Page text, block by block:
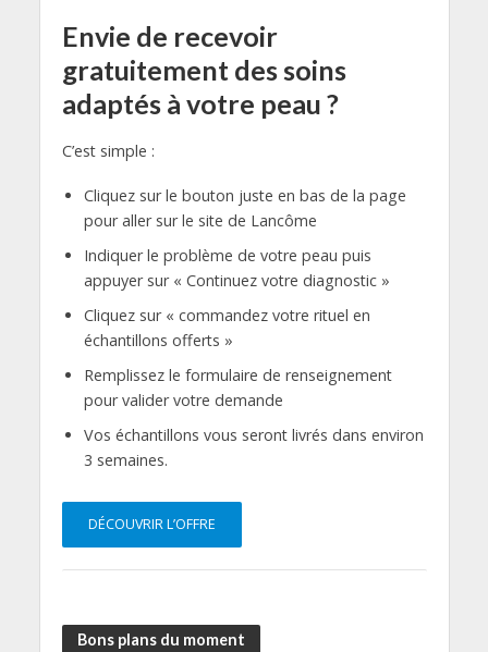
Envie de recevoir
gratuitement des soins
adaptés à votre peau ?
C’est simple :
Cliquez sur le bouton juste en bas de la page
pour aller sur le site de Lancôme
Indiquer le problème de votre peau puis
appuyer sur « Continuez votre diagnostic »
Cliquez sur « commandez votre rituel en
échantillons offerts »
Remplissez le formulaire de renseignement
pour valider votre demande
Vos échantillons vous seront livrés dans environ
3 semaines.
DÉCOUVRIR L’OFFRE
Bons plans du moment